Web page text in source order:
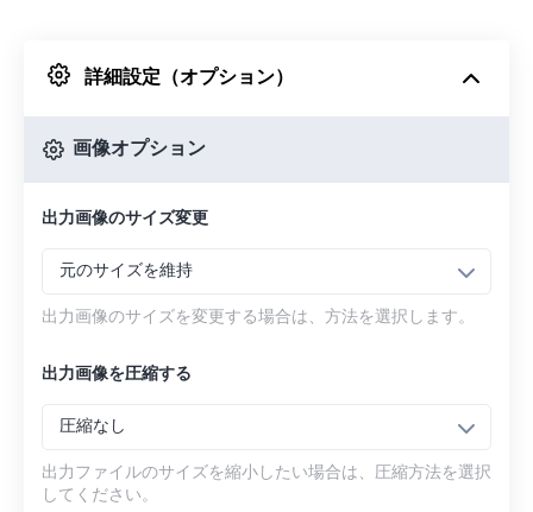
Googleドライブから
URLから
詳細設定（オプション）
画像オプション
出力画像のサイズ変更
元のサイズを維持
出力画像のサイズを変更する場合は、方法を選択します。
出力画像を圧縮する
圧縮なし
出力ファイルのサイズを縮小したい場合は、圧縮方法を選択
してください。